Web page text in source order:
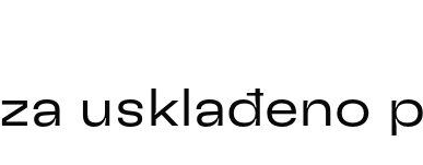
za usklađeno